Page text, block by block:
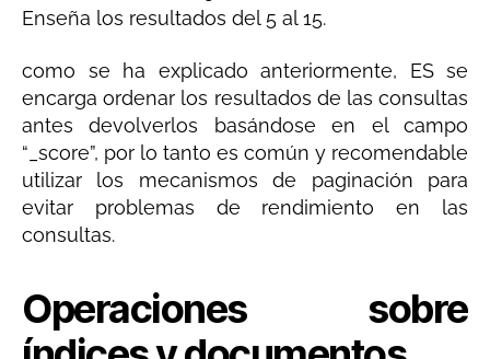
Enseña los resultados del 5 al 15.
como se ha explicado anteriormente, ES se
encarga ordenar los resultados de las consultas
antes devolverlos basándose en el campo
“_score”, por lo tanto es común y recomendable
utilizar los mecanismos de paginación para
evitar problemas de rendimiento en las
consultas.
Operaciones sobre